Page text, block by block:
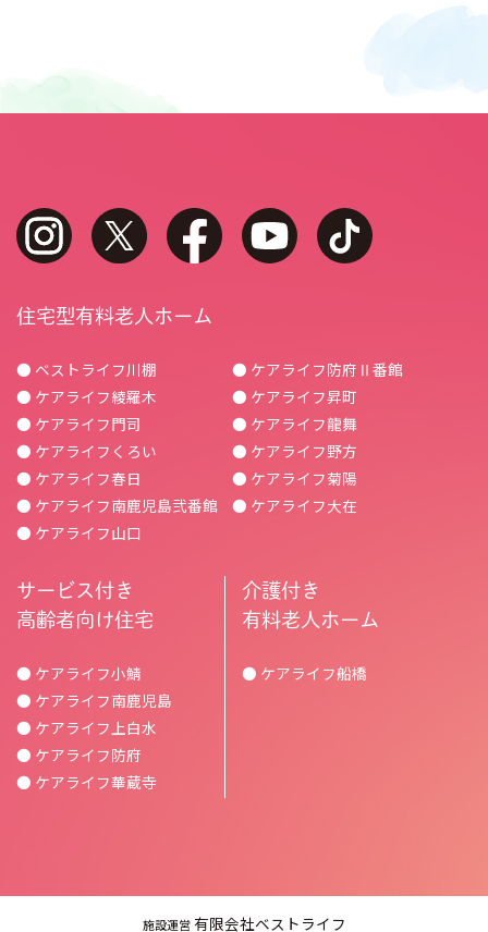
instagram twitter facebook youtube
住宅型有料老人ホーム
● ベストライフ川棚
● ケアライフ綾羅木
● ケアライフ門司
● ケアライフくろい
● ケアライフ春日
● ケアライフ南鹿児島弐番館
● ケアライフ山口
● ケアライフ防府Ⅱ番館
● ケアライフ昇町
● ケアライフ龍舞
● ケアライフ野方
● ケアライフ菊陽
● ケアライフ大在
サービス付き
高齢者向け住宅
● ケアライフ小鯖
● ケアライフ南鹿児島
● ケアライフ上白水
● ケアライフ防府
● ケアライフ華蔵寺
介護付き
有料老人ホーム
● ケアライフ船橋
施設運営有限会社ベストライフ